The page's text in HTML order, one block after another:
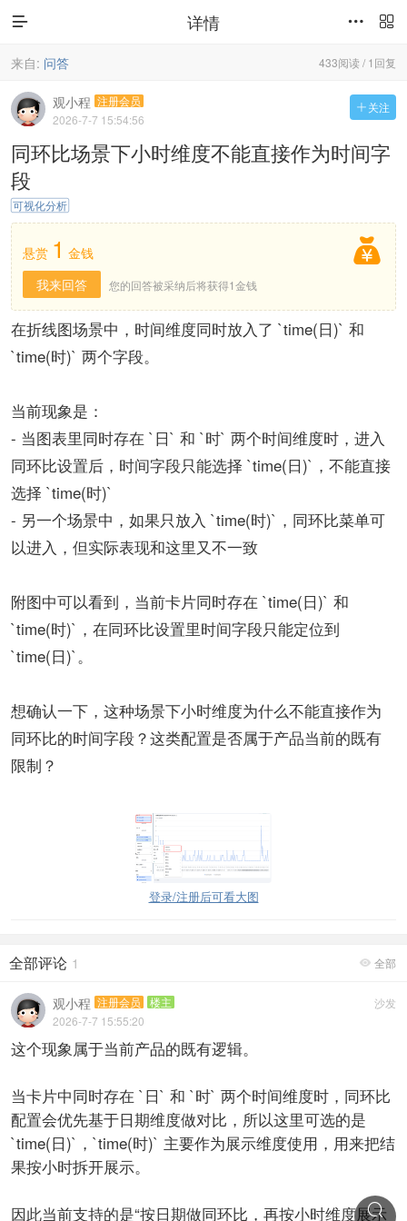
 详情 

433阅读 / 1回复
来自: 问答
 关注
观小程 注册会员
2026-7-7 15:54:56
同环比场景下小时维度不能直接作为时间字
段
可视化分析

悬赏 1 金钱
我来回答
您的回答被采纳后将获得1金钱
在折线图场景中，时间维度同时放入了 `time(日)` 和
`time(时)` 两个字段。
当前现象是：
- 当图表里同时存在 `日` 和 `时` 两个时间维度时，进入
同环比设置后，时间字段只能选择 `time(日)`，不能直接
选择 `time(时)`
- 另一个场景中，如果只放入 `time(时)`，同环比菜单可
以进入，但实际表现和这里又不一致
附图中可以看到，当前卡片同时存在 `time(日)` 和
`time(时)`，在同环比设置里时间字段只能定位到
`time(日)`。
想确认一下，这种场景下小时维度为什么不能直接作为
同环比的时间字段？这类配置是否属于产品当前的既有
限制？
登录/注册后可看大图
 全部
全部评论 1
沙发
观小程 注册会员
楼主
2026-7-7 15:55:20
这个现象属于当前产品的既有逻辑。
当卡片中同时存在 `日` 和 `时` 两个时间维度时，同环比
配置会优先基于日期维度做对比，所以这里可选的是
`time(日)`，`time(时)` 主要作为展示维度使用，用来把结
果按小时拆开展示。
因此当前支持的是“按日期做同环比，再按小时维度展示
